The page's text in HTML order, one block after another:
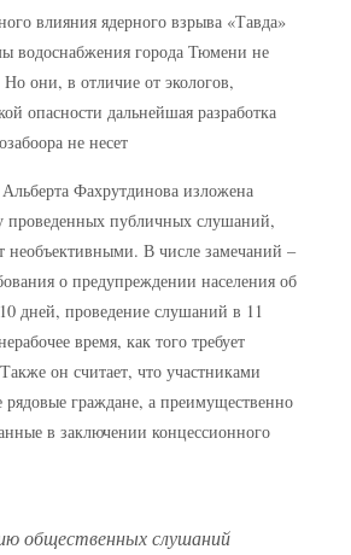
Фахрутдинова изложена
проведенных публичных слушаний,
необъективными. В числе замечаний –
о предупреждении населения об
дней, проведение слушаний в 11
время, как того требует
он считает, что участниками
граждане, а преимущественно
в заключении концессионного
общественных слушаний